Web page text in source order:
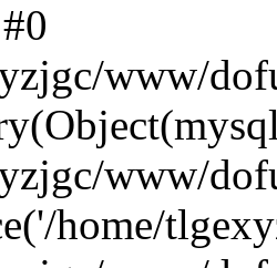
www/
www/
home/